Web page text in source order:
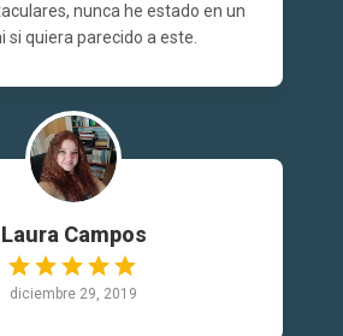
nunca he estado en un
si quiera parecido a este.
Laura Campos
diciembre 29, 2019